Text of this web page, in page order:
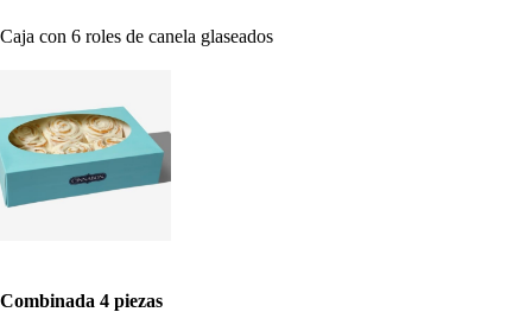
Caja con 6 roles de canela glaseados
Combinada 4 piezas